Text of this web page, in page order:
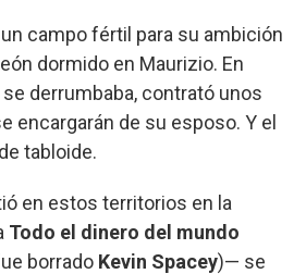
campo fértil para su ambición
dormido en Maurizio. En
derrumbaba, contrató unos
encargarán de su esposo. Y el
tabloide.
en estos territorios en la
Todo el dinero del mundo
borrado Kevin Spacey)— se